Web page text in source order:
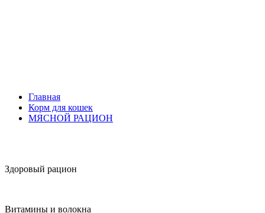
Главная
Корм для кошек
МЯСНОЙ РАЦИОН
Здоровый рацион
Витамины и волокна